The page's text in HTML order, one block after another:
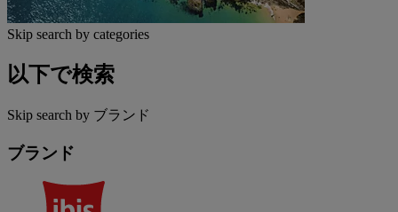
Skip search by categories
以下で検索
Skip search by ブランド
ブランド